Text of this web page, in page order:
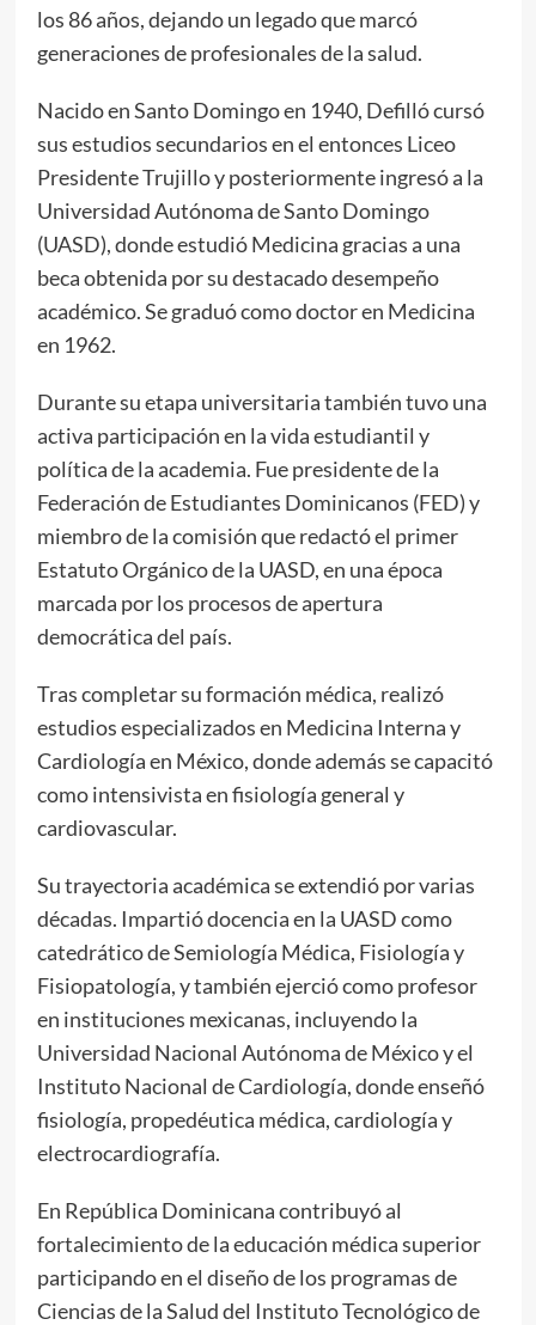
los 86 años, dejando un legado que marcó
generaciones de profesionales de la salud.
Nacido en Santo Domingo en 1940, Defilló cursó
sus estudios secundarios en el entonces Liceo
Presidente Trujillo y posteriormente ingresó a la
Universidad Autónoma de Santo Domingo
(UASD), donde estudió Medicina gracias a una
beca obtenida por su destacado desempeño
académico. Se graduó como doctor en Medicina
en 1962.
Durante su etapa universitaria también tuvo una
activa participación en la vida estudiantil y
política de la academia. Fue presidente de la
Federación de Estudiantes Dominicanos (FED) y
miembro de la comisión que redactó el primer
Estatuto Orgánico de la UASD, en una época
marcada por los procesos de apertura
democrática del país.
Tras completar su formación médica, realizó
estudios especializados en Medicina Interna y
Cardiología en México, donde además se capacitó
como intensivista en fisiología general y
cardiovascular.
Su trayectoria académica se extendió por varias
décadas. Impartió docencia en la UASD como
catedrático de Semiología Médica, Fisiología y
Fisiopatología, y también ejerció como profesor
en instituciones mexicanas, incluyendo la
Universidad Nacional Autónoma de México y el
Instituto Nacional de Cardiología, donde enseñó
fisiología, propedéutica médica, cardiología y
electrocardiografía.
En República Dominicana contribuyó al
fortalecimiento de la educación médica superior
participando en el diseño de los programas de
Ciencias de la Salud del Instituto Tecnológico de